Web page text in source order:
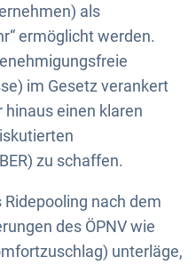
als
ermöglicht werden.
im Gesetz verankert
einen klaren
zu schaffen.
nach dem
des ÖPNV wie
unterläge,